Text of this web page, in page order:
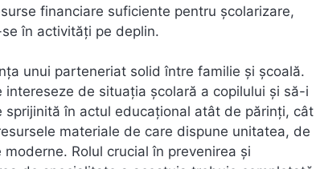
financiare suficiente pentru școlarizare,
în activități pe deplin.
unui parteneriat solid între familie și școală.
de situația școlară a copilului și să-i
în actul educațional atât de părinți, cât
materiale de care dispune unitatea, de
Rolul crucial în prevenirea și